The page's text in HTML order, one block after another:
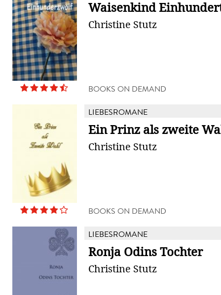
Waisenkind
Christine Stutz
BOOKS ON DEMAND
LIEBESROMANE
Ein Prinz als zweite
Christine Stutz
BOOKS ON DEMAND
LIEBESROMANE
Ronja Odins Tochter
Christine Stutz